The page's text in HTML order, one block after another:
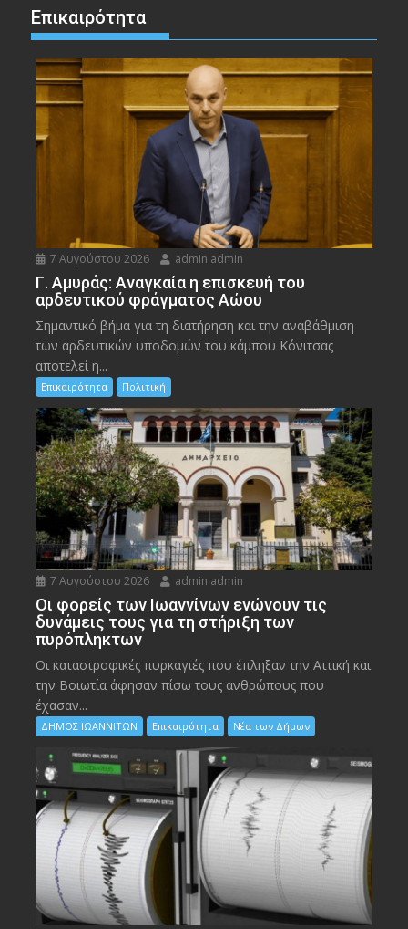
Επικαιρότητα
7 Αυγούστου 2026 admin admin
Γ. Αμυράς: Αναγκαία η επισκευή του
αρδευτικού φράγματος Αώου
Σημαντικό βήμα για τη διατήρηση και την αναβάθμιση
των αρδευτικών υποδομών του κάμπου Κόνιτσας
αποτελεί η...
Επικαιρότητα Πολιτική
7 Αυγούστου 2026 admin admin
Οι φορείς των Ιωαννίνων ενώνουν τις
δυνάμεις τους για τη στήριξη των
πυρόπληκτων
Οι καταστροφικές πυρκαγιές που έπληξαν την Αττική και
την Bοιωτία άφησαν πίσω τους ανθρώπους που
έχασαν...
ΔΗΜΟΣ ΙΩΑΝΝΙΤΩΝ Επικαιρότητα Νέα των Δήμων